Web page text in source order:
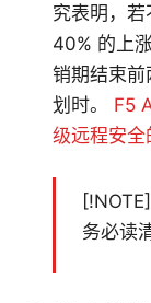
究表明，
40% 的上
销期结束
划时。 F5
级远程安全
务必读